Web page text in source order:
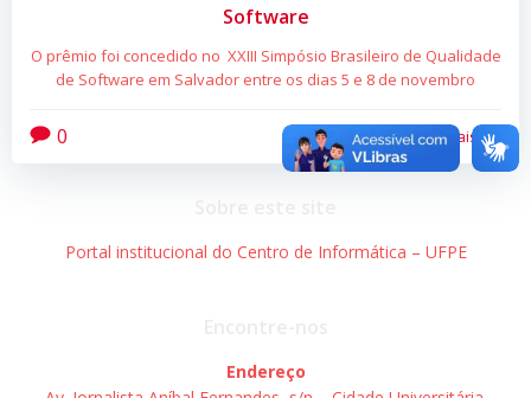
Software
O prêmio foi concedido no XXIII Simpósio Brasileiro de Qualidade
de Software em Salvador entre os dias 5 e 8 de novembro
0 Leia mais
Portal institucional do Centro de Informática – UFPE
Endereço